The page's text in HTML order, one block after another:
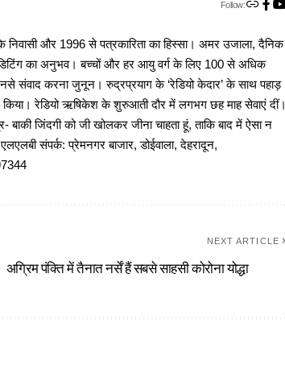
Follow:
और 1996 से पत्रकारिता का हिस्सा। अमर उजाला, दैनिक
का अनुभव। बच्चों और हर आयु वर्ग के लिए 100 से अधिक
संवाद करना जुनून। रुद्रप्रयाग के ‘रेडियो केदार’ के साथ पहाड़
रेडियो ऋषिकेश के शुरुआती दौर में लगभग छह माह सेवाएं दीं।
जिंदगी को जी खोलकर जीना चाहता हूं, ताकि बाद में ऐसा न
संपर्क: प्रेमनगर बाजार, डोईवाला, देहरादून,
NEXT ARTICLE
अग्रिम पंक्ति में तैनात नर्सें हैं सबसे साहसी कोरोना योद्धा